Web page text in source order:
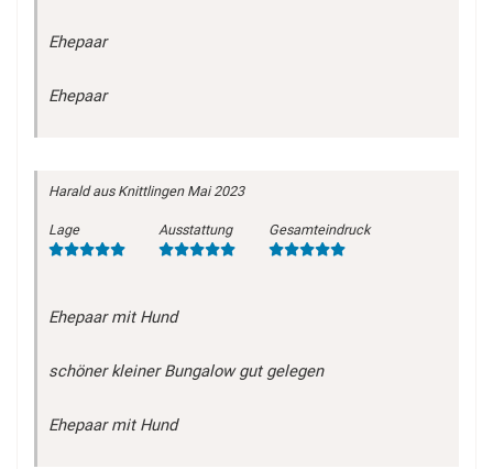
Ehepaar
Ehepaar
Haraldaus Knittlingen Mai 2023
Lage Ausstattung Gesamteindruck
Ehepaar mit Hund
schöner kleiner Bungalow gut gelegen
Ehepaar mit Hund